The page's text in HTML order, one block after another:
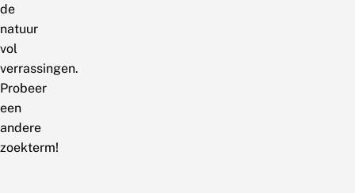
de
natuur
vol
verrassingen.
Probeer
een
andere
zoekterm!